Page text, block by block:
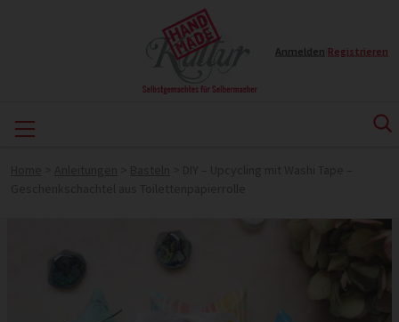
Anmelden Registrieren